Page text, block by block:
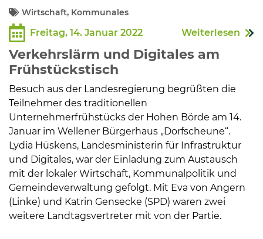
Wirtschaft, Kommunales
Freitag, 14. Januar 2022 Weiterlesen
Verkehrslärm und Digitales am
Frühstückstisch
Besuch aus der Landesregierung begrüßten die
Teilnehmer des traditionellen
Unternehmerfrühstücks der Hohen Börde am 14.
Januar im Wellener Bürgerhaus „Dorfscheune“.
Lydia Hüskens, Landesministerin für Infrastruktur
und Digitales, war der Einladung zum Austausch
mit der lokaler Wirtschaft, Kommunalpolitik und
Gemeindeverwaltung gefolgt. Mit Eva von Angern
(Linke) und Katrin Gensecke (SPD) waren zwei
weitere Landtagsvertreter mit von der Partie.